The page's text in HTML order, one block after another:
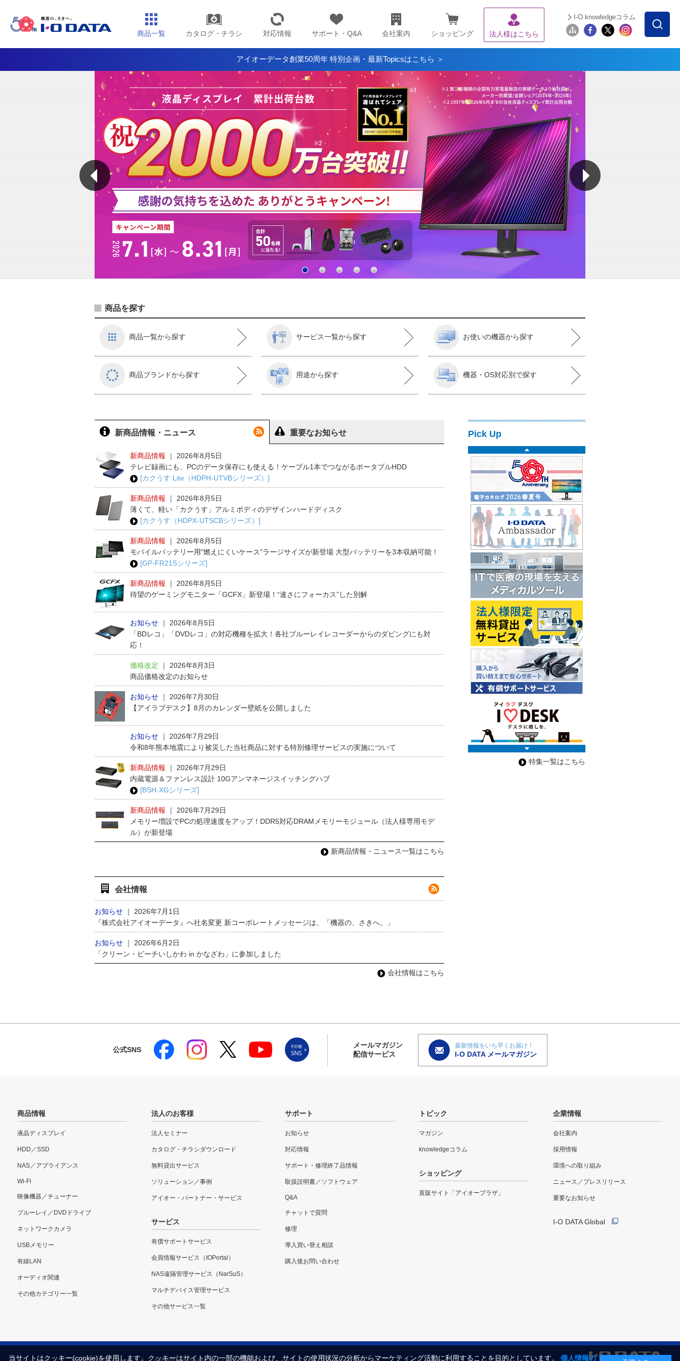
商品一覧 カタログ・チラシ 対応情報 サポート・Q&A 会社案内 ショッピング 法人様はこちら
I-O knowledgeコラム
アイオーデータ創業50周年 特別企画・最新Topicsはこちら ＞
商品を探す
商品一覧から探す
商品ブランドから探す
サービス一覧から探す
用途から探す
お使いの機器から探す
機器・OS対応別で探す
新商品情報・ニュース
新商品情報 ｜
2026年8月5日
テレビ録画にも、PCのデータ保存にも使える！ケーブル1本でつながるポータブルHDD
[カクうす Lite（HDPH-UTVBシリーズ）]
新商品情報 ｜
2026年8月5日
薄くて、軽い「カクうす」アルミボディのデザインハードディスク
[カクうす（HDPX-UTSCBシリーズ）]
新商品情報 ｜
2026年8月5日
モバイルバッテリー用"燃えにくいケース"ラージサイズが新登場 大型バッテリーを3本収納可能！
[GP-FR21Sシリーズ]
新商品情報 ｜
2026年8月5日
待望のゲーミングモニター「GCFX」新登場！“速さにフォーカス”した別解
お知らせ ｜
2026年8月5日
「BDレコ」「DVDレコ」の対応機種を拡大！各社ブルーレイレコーダーからのダビングにも対
応！
価格改定 ｜
2026年8月3日
商品価格改定のお知らせ
お知らせ ｜
2026年7月30日
【アイラブデスク】8月のカレンダー壁紙を公開しました
お知らせ ｜
2026年7月29日
令和8年熊本地震により被災した当社商品に対する特別修理サービスの実施について
新商品情報 ｜
2026年7月29日
内蔵電源＆ファンレス設計 10Gアンマネージスイッチングハブ
[BSH-XGシリーズ]
新商品情報 ｜
2026年7月29日
メモリー増設でPCの処理速度をアップ！DDR5対応DRAMメモリーモジュール（法人様専用モデ
ル）が新登場
新商品情報・ニュース一覧はこちら
重要なお知らせ
会社情報
お知らせ ｜
2026年7月1日
『株式会社アイオーデータ』へ社名変更 新コーポレートメッセージは、「機器の、さきへ。」
お知らせ ｜
2026年6月2日
「クリーン・ビーチいしかわ in かなざわ」に参加しました
会社情報はこちら
Pick Up
特集一覧はこちら
公式SNS
メールマガジン
配信サービス
最新情報をいち早くお届け！
I-O DATA メールマガジン
商品情報
液晶ディスプレイ
HDD／SSD
NAS／アプライアンス
Wi-Fi
映像機器／チューナー
ブルーレイ／DVDドライブ
ネットワークカメラ
USBメモリー
有線LAN
オーディオ関連
その他カテゴリー一覧
法人のお客様
法人セミナー
カタログ・チラシダウンロード
無料貸出サービス
ソリューション／事例
アイオー・パートナー・サービス
サービス
有償サポートサービス
会員情報サービス（IOPortal）
NAS遠隔管理サービス（NarSuS）
マルチデバイス管理サービス
その他サービス一覧
サポート
お知らせ
対応情報
サポート・修理終了品情報
取扱説明書／ソフトウェア
Q&A
チャットで質問
修理
導入買い替え相談
購入後お問い合わせ
トピック
マガジン
knowledgeコラム
ショッピング
直販サイト「アイオープラザ」
企業情報
会社案内
採用情報
環境への取り組み
ニュース／プレスリリース
重要なお知らせ
I-O DATA Global
当サイトはクッキー(cookie)を使用します。クッキーはサイト内の一部の機能および、サイトの使用状況の分析からマーケティング活動に利用することを目的としています。 個人情報の